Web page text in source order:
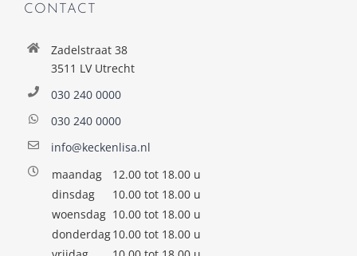
CONTACT
Zadelstraat 38
3511 LV Utrecht
030 240 0000
030 240 0000
info@keckenlisa.nl
maandag
12.00 tot 18.00 u
dinsdag
10.00 tot 18.00 u
woensdag 10.00 tot 18.00 u
donderdag10.00 tot 18.00 u